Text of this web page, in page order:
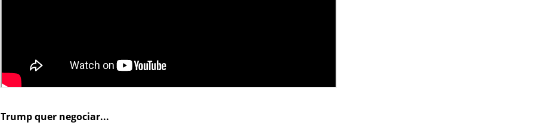
Trump quer negociar...